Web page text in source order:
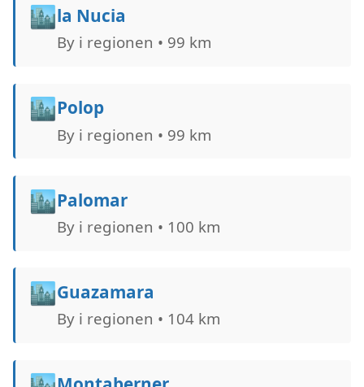
🏙️la Nucia
By i regionen • 99 km
🏙️Polop
By i regionen • 99 km
🏙️Palomar
By i regionen • 100 km
🏙️Guazamara
By i regionen • 104 km